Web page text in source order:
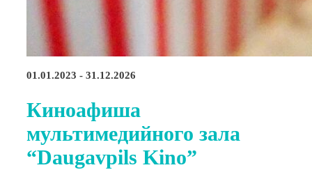
01.01.2023 - 31.12.2026
Киноафиша
мультимедийного зала
“Daugavpils Kino”